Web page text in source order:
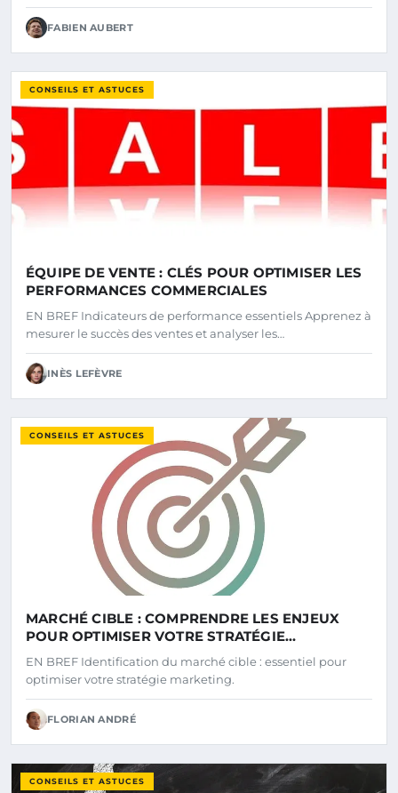
FABIEN AUBERT
CONSEILS ET ASTUCES
ÉQUIPE DE VENTE : CLÉS POUR OPTIMISER LES
PERFORMANCES COMMERCIALES
EN BREF Indicateurs de performance essentiels Apprenez à
mesurer le succès des ventes et analyser les…
INÈS LEFÈVRE
CONSEILS ET ASTUCES
MARCHÉ CIBLE : COMPRENDRE LES ENJEUX
POUR OPTIMISER VOTRE STRATÉGIE
MARKETING
EN BREF Identification du marché cible : essentiel pour
optimiser votre stratégie marketing.
FLORIAN ANDRÉ
CONSEILS ET ASTUCES